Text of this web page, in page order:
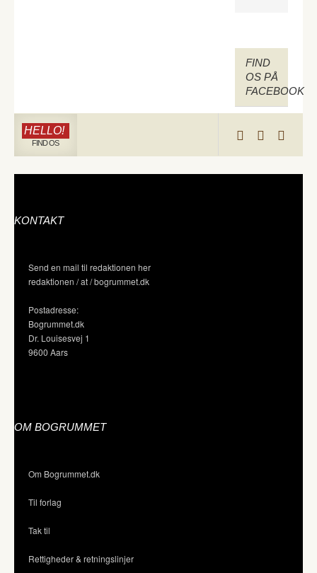
FIND
OS PÅ
FACEBOOK
HELLO!
FIND OS
KONTAKT
Send en mail til redaktionen her
redaktionen / at / bogrummet.dk
Postadresse:
Bogrummet.dk
Dr. Louisesvej 1
9600 Aars
OM BOGRUMMET
Om Bogrummet.dk
Til forlag
Tak til
Rettigheder & retningslinjer